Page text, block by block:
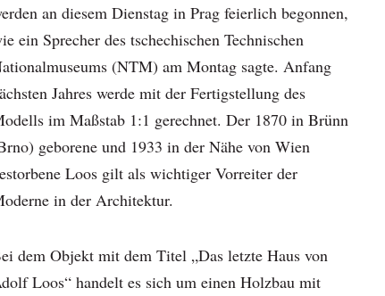
an diesem Dienstag in Prag feierlich begonnen,
ein Sprecher des tschechischen Technischen
(NTM) am Montag sagte. Anfang
Jahres werde mit der Fertigstellung des
im Maßstab 1:1 gerechnet. Der 1870 in Brünn
geborene und 1933 in der Nähe von Wien
Loos gilt als wichtiger Vorreiter der
in der Architektur.
dem Objekt mit dem Titel „Das letzte Haus von
Loos“ handelt es sich um einen Holzbau mit